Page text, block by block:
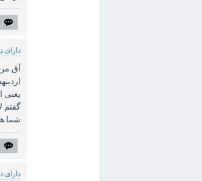
دارای
یعنی
گفتم
شما
دارای